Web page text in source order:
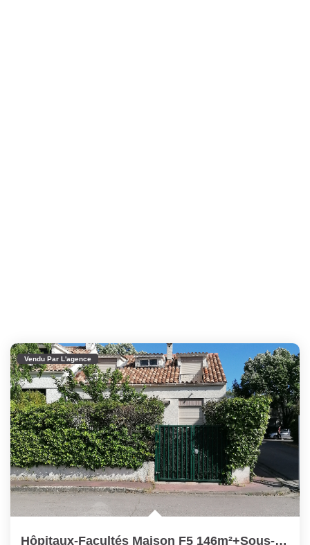
Vendu Par L'agence
Hôpitaux-Facultés Maison F5 146m²+sous-Sol 87m²+ Jardin...